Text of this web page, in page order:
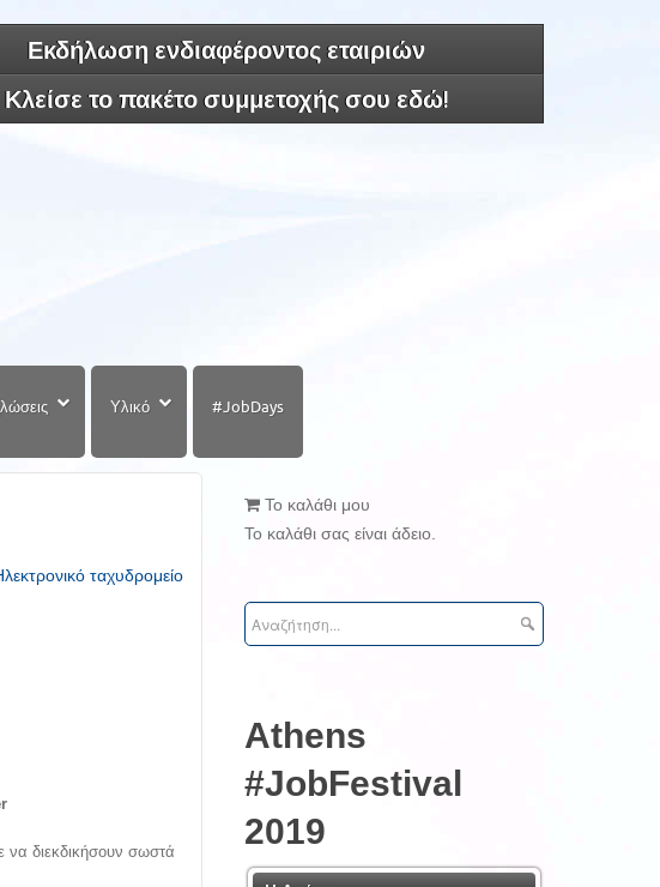
Εκδήλωση ενδιαφέροντος εταιριών
Κλείσε το πακέτο συμμετοχής σου εδώ!
Υλικό #JobDays
ταχυδρομείο
να διεκδικήσουν σωστά
Το καλάθι μου
Το καλάθι σας είναι άδειο.
Athens
#JobFestival
2019